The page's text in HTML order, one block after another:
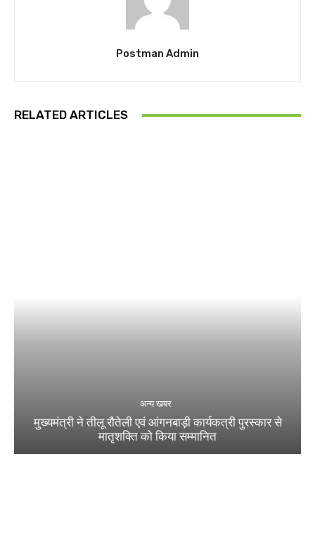
Postman Admin
RELATED ARTICLES
अन्य खबर
मुख्यमंत्री ने तीलू रौतेली एवं आंगनबाड़ी कार्यकत्री पुरस्कार से
मातृशक्ति को किया सम्मानित